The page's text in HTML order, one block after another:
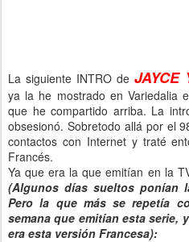
La siguiente INTRO de JAYCE
ya la he mostrado en Variedalia
que he compartido arriba. La
obsesionó. Sobretodo allá por el
contactos con Internet y traté
Francés.
Ya que era la que emitían en la
(Algunos días sueltos ponían
Pero la que más se repetía
semana que emitían esta serie,
era esta versión Francesa):